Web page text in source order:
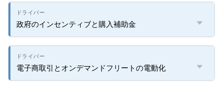
政府のインセンティブと購入補助金
電子商取引とオンデマンドフリートの電動化